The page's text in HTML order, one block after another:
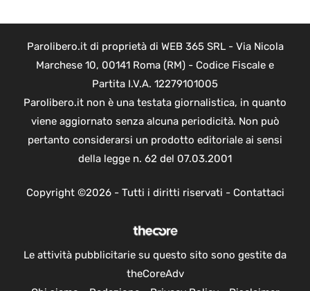
Parolibero.it di proprietà di WEB 365 SRL - Via Nicola
Marchese 10, 00141 Roma (RM) - Codice Fiscale e
Partita I.V.A. 12279101005
Parolibero.it non è una testata giornalistica, in quanto
viene aggiornato senza alcuna periodicità. Non può
pertanto considerarsi un prodotto editoriale ai sensi
della legge n. 62 del 07.03.2001
Copyright ©2026 - Tutti i diritti riservati - Contattaci
Le attività pubblicitarie su questo sito sono gestite da
theCoreAdv